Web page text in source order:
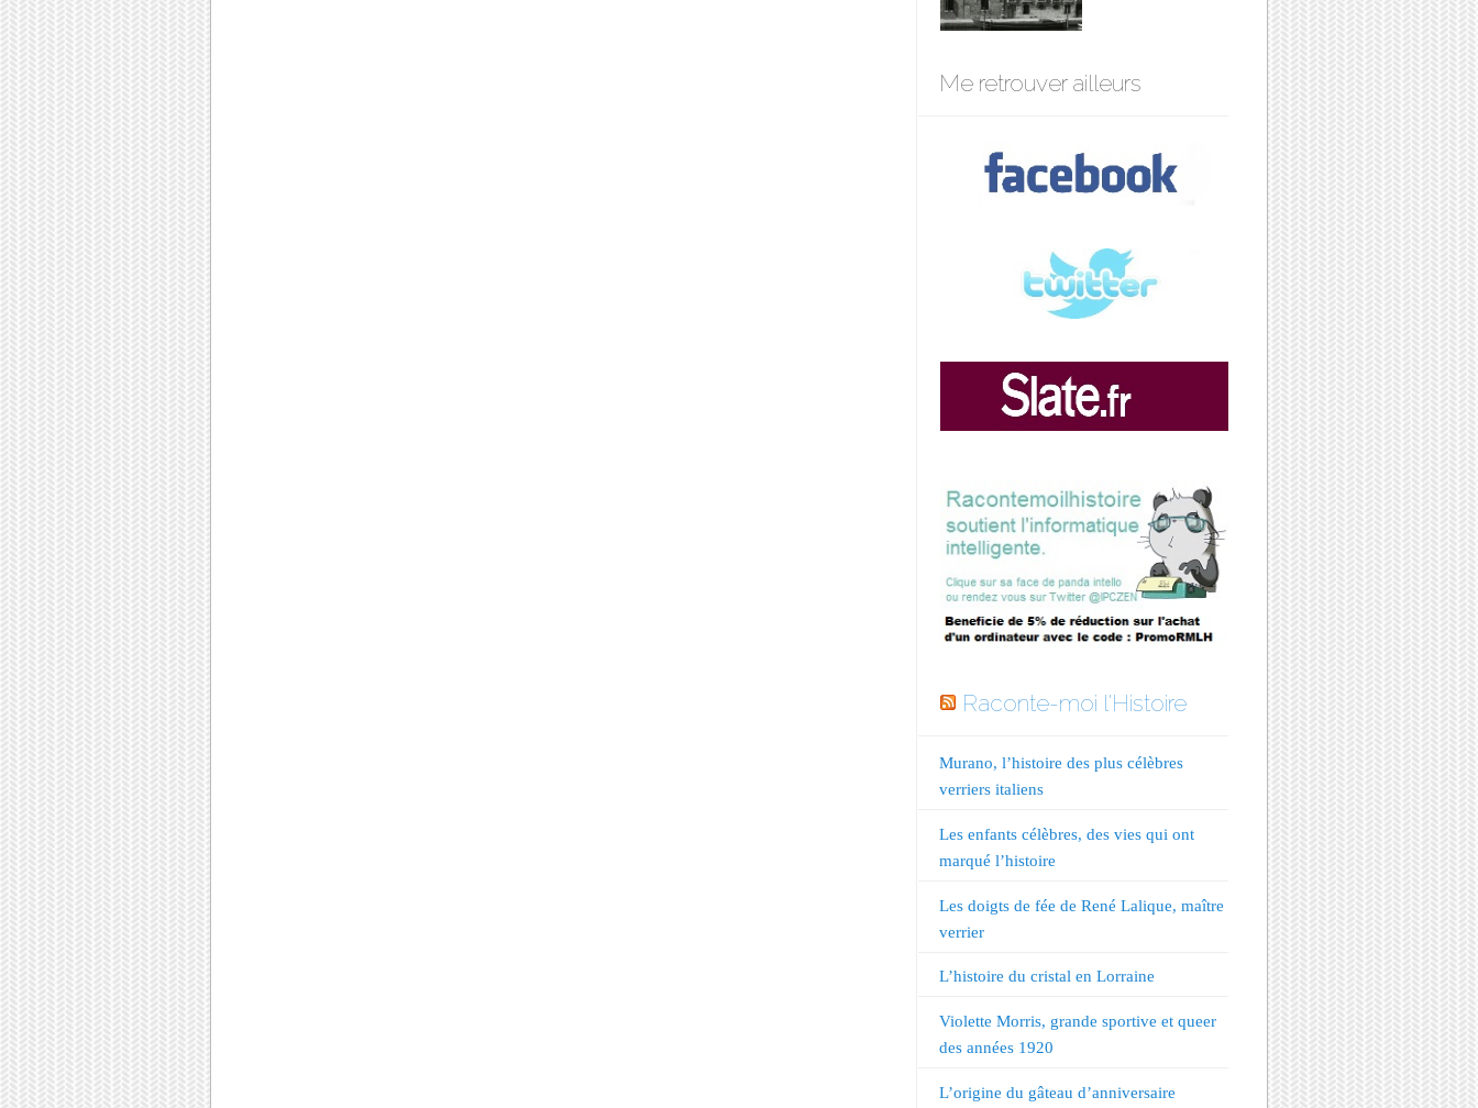
Me retrouver ailleurs
Raconte-moi l'Histoire
Murano, l’histoire des plus célèbres
verriers italiens
Les enfants célèbres, des vies qui ont
marqué l’histoire
Les doigts de fée de René Lalique, maître
verrier
L’histoire du cristal en Lorraine
Violette Morris, grande sportive et queer
des années 1920
L’origine du gâteau d’anniversaire